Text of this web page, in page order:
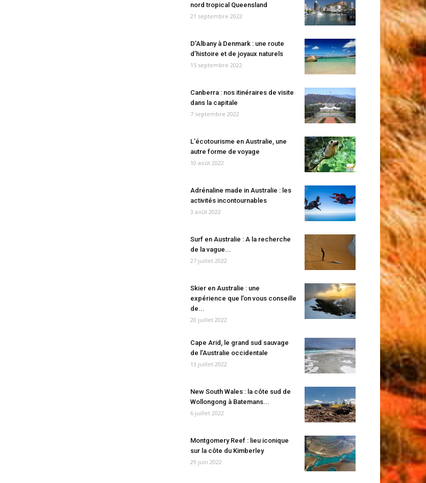
nord tropical Queensland
21 septembre 2022
D’Albany à Denmark : une route
d’histoire et de joyaux naturels
15 septembre 2022
Canberra : nos itinéraires de visite
dans la capitale
7 septembre 2022
L’écotourisme en Australie, une
autre forme de voyage
10 août 2022
Adrénaline made in Australie : les
activités incontournables
3 août 2022
Surf en Australie : A la recherche
de la vague...
27 juillet 2022
Skier en Australie : une
expérience que l’on vous conseille
de...
20 juillet 2022
Cape Arid, le grand sud sauvage
de l’Australie occidentale
13 juillet 2022
New South Wales : la côte sud de
Wollongong à Batemans...
6 juillet 2022
Montgomery Reef : lieu iconique
sur la côte du Kimberley
29 juin 2022